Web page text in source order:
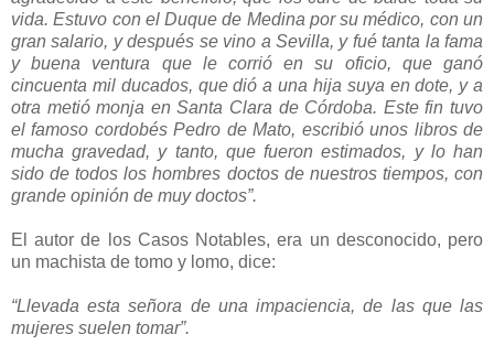
vida. Estuvo con el Duque de Medina por su médico, con un
gran salario, y después se vino a Sevilla, y fué tanta la fama
y buena ventura que le corrió en su oficio, que ganó
cincuenta mil ducados, que dió a una hija suya en dote, y a
otra metió monja en Santa Clara de Córdoba. Este fin tuvo
el famoso cordobés Pedro de Mato, escribió unos libros de
mucha gravedad, y tanto, que fueron estimados, y lo han
sido de todos los hombres doctos de nuestros tiempos, con
grande opinión de muy doctos”.
El autor de los Casos Notables, era un desconocido, pero
un machista de tomo y lomo, dice:
“Llevada esta señora de una impaciencia, de las que las
mujeres suelen tomar”.